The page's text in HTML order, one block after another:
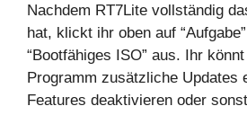
Nachdem RT7Lite vollständig
hat, klickt ihr oben auf
“Bootfähiges ISO” aus. Ihr
Programm zusätzliche Updates
Features deaktivieren oder